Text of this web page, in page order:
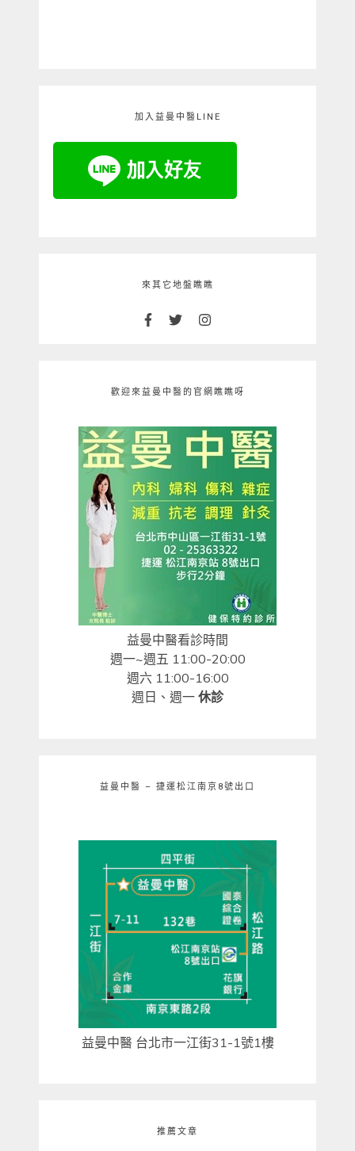
加入益曼中醫LINE
來其它地盤瞧瞧
歡迎來益曼中醫的官網瞧瞧呀
益曼中醫看診時間
週一~週五 11:00-20:00
週六 11:00-16:00
週日、週一 休診
益曼中醫 – 捷運松江南京8號出口
益曼中醫 台北市一江街31-1號1樓
推薦文章